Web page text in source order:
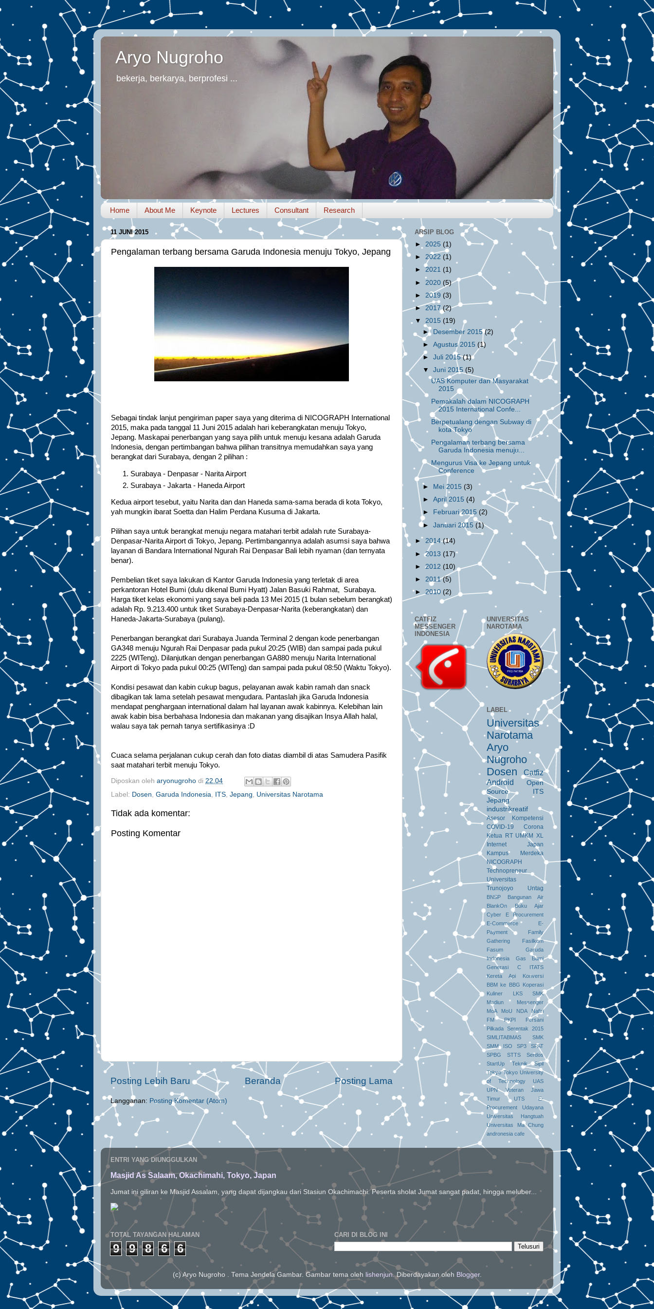
Aryo Nugroho
bekerja, berkarya, berprofesi ...
Home About Me Keynote Lectures Consultant Research
11 JUNI 2015
Pengalaman terbang bersama Garuda Indonesia menuju Tokyo, Jepang
Sebagai tindak lanjut pengiriman paper saya yang diterima di NICOGRAPH International
2015, maka pada tanggal 11 Juni 2015 adalah hari keberangkatan menuju Tokyo,
Jepang. Maskapai penerbangan yang saya pilih untuk menuju kesana adalah Garuda
Indonesia, dengan pertimbangan bahwa pilihan transitnya memudahkan saya yang
berangkat dari Surabaya, dengan 2 pilihan :
Surabaya - Denpasar - Narita Airport
Surabaya - Jakarta - Haneda Airport
Kedua airport tesebut, yaitu Narita dan dan Haneda sama-sama berada di kota Tokyo,
yah mungkin ibarat Soetta dan Halim Perdana Kusuma di Jakarta.
Pilihan saya untuk berangkat menuju negara matahari terbit adalah rute Surabaya-
Denpasar-Narita Airport di Tokyo, Jepang. Pertimbangannya adalah asumsi saya bahwa
layanan di Bandara International Ngurah Rai Denpasar Bali lebih nyaman (dan ternyata
benar).
Pembelian tiket saya lakukan di Kantor Garuda Indonesia yang terletak di area
perkantoran Hotel Bumi (dulu dikenal Bumi Hyatt) Jalan Basuki Rahmat, Surabaya.
Harga tiket kelas ekonomi yang saya beli pada 13 Mei 2015 (1 bulan sebelum berangkat)
adalah Rp. 9.213.400 untuk tiket Surabaya-Denpasar-Narita (keberangkatan) dan
Haneda-Jakarta-Surabaya (pulang).
Penerbangan berangkat dari Surabaya Juanda Terminal 2 dengan kode penerbangan
GA348 menuju Ngurah Rai Denpasar pada pukul 20:25 (WIB) dan sampai pada pukul
2225 (WITeng). Dilanjutkan dengan penerbangan GA880 menuju Narita International
Airport di Tokyo pada pukul 00:25 (WITeng) dan sampai pada pukul 08:50 (Waktu Tokyo).
Kondisi pesawat dan kabin cukup bagus, pelayanan awak kabin ramah dan snack
dibagikan tak lama setelah pesawat mengudara. Pantaslah jika Garuda Indonesia
mendapat penghargaan international dalam hal layanan awak kabinnya. Kelebihan lain
awak kabin bisa berbahasa Indonesia dan makanan yang disajikan Insya Allah halal,
walau saya tak pernah tanya sertifikasinya :D
Cuaca selama perjalanan cukup cerah dan foto diatas diambil di atas Samudera Pasifik
saat matahari terbit menuju Tokyo.
Diposkan oleh aryonugroho di 22.04
Label: Dosen Garuda Indonesia ITS Jepang Universitas Narotama
Tidak ada komentar:
Posting Komentar
Posting Lebih Baru Posting Lama
Beranda
Langganan: Posting Komentar (Atom)
ARSIP BLOG
► 2025 (1)
► 2022 (1)
► 2021 (1)
► 2020 (5)
► 2019 (3)
► 2017(2)
▼ 2015 (19)
► Desember 2015(2)
►Agustus 2015 (1)
►Juli 2015(1)
▼Juni 2015 (5)
UAS Komputer dan Masyarakat
2015
Pemakalah dalam NICOGRAPH
2015 International Confe...
Berpetualang dengan Subway di
kota Tokyo
Pengalaman terbang bersama
Garuda Indonesia menuju...
Mengurus Visa ke Jepang untuk
Conference
► Mei 2015 (3)
►April 2015 (4)
►
Februari 2015 (2)
►Januari 2015 (1)
► 2014(14)
►2013 (17)
►2012 (10)
► 2011(5)
► 2010 (2)
CATFIZ
MESSENGER
INDONESIA
UNIVERSITAS
NAROTAMA
LABEL
Universitas
Narotama
Aryo
Nugroho
Dosen
Catfiz
Android
Open
Source
ITS
Jepang
industrikreatif
Asesor Kompetensi
COVID-19
Corona
Ketua RT UMKM XL
Internet
Japan
Kampus Merdeka
NICOGRAPH
Technopreneur
Universitas
Trunojoyo
Untag
BNSP
Bangunan Air
BlankOn
Buku Ajar
Cyber
E Procurement
E-Commerce
E-
Payment
Family
Gathering
Fasilkom
Fasum
Garuda
Indonesia
Gas Bumi
Generasi C
ITATS
Kereta Api
Konversi
BBM ke BBG Koperasi
Kuliner
LKS SMK
Madiun
Messenger
MoA
MoU NDA
Nafiri
FM
PKPI
Persani
Pilkada Serentak 2015
SIMLITABMAS
SMK
SMM ISO
SP3
SPAT
SPBG
STTS
Serdos
StartUp
Teknik Sipil
Tokyo Tokyo University
of Technology
UAS
UPN Veteran Jawa
Timur
UTS E-
Procurement
Udayana
Universitas Hangtuah
Universitas Ma Chung
andronesia cafe
ENTRI YANG DIUNGGULKAN
Masjid As Salaam, Okachimahi, Tokyo, Japan
Jumat ini giliran ke Masjid Assalam, yang dapat dijangkau dari Stasiun Okachimachi. Peserta sholat Jumat sangat padat, hingga meluber...
TOTAL TAYANGAN HALAMAN
9 9 8 6 6
CARI DI BLOG INI
(c) Aryo Nugroho . Tema Jendela Gambar. Gambar tema oleh lishenjun. Diberdayakan oleh Blogger.